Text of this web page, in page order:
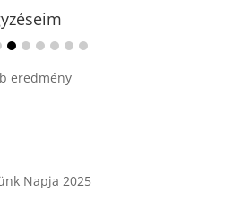
1. vasárnapja🌟
Tárkonyos csirkeragu leves